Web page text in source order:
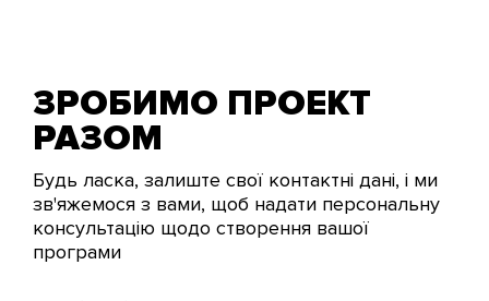
ЗРОБИМО ПРОЕКТ
РАЗОМ
Будь ласка, залиште свої контактні дані, і ми
зв'яжемося з вами, щоб надати персональну
консультацію щодо створення вашої
програми